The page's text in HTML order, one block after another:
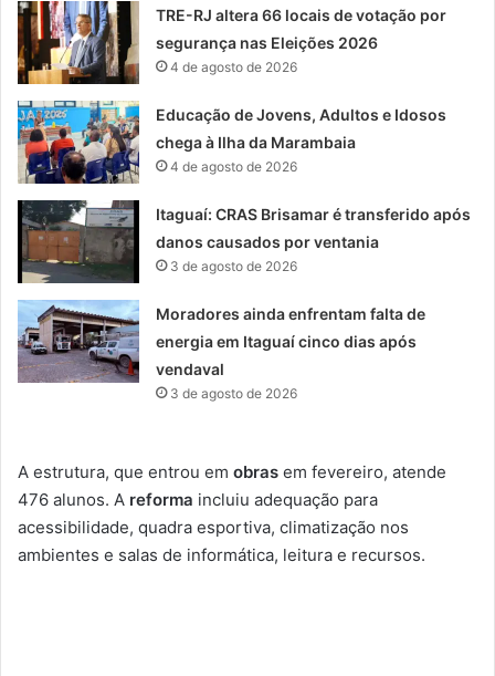
TRE-RJ altera 66 locais de votação por
segurança nas Eleições 2026
4 de agosto de 2026
Educação de Jovens, Adultos e Idosos
chega à Ilha da Marambaia
4 de agosto de 2026
Itaguaí: CRAS Brisamar é transferido após
danos causados por ventania
3 de agosto de 2026
Moradores ainda enfrentam falta de
energia em Itaguaí cinco dias após
vendaval
3 de agosto de 2026
A estrutura, que entrou em obras em fevereiro, atende
476 alunos. A reforma incluiu adequação para
acessibilidade, quadra esportiva, climatização nos
ambientes e salas de informática, leitura e recursos.